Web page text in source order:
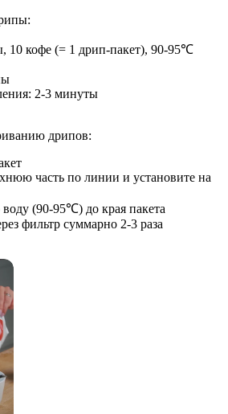
10 кофе (= 1 дрип-пакет), 90-95℃
2-3 минуты
дрипов:
часть по линии и установите на
(90-95℃) до края пакета
фильтр суммарно 2-3 раза